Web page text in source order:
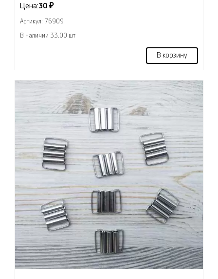
Цена:30 ₽
Артикул: 76909
В наличии 33.00 шт
В корзину